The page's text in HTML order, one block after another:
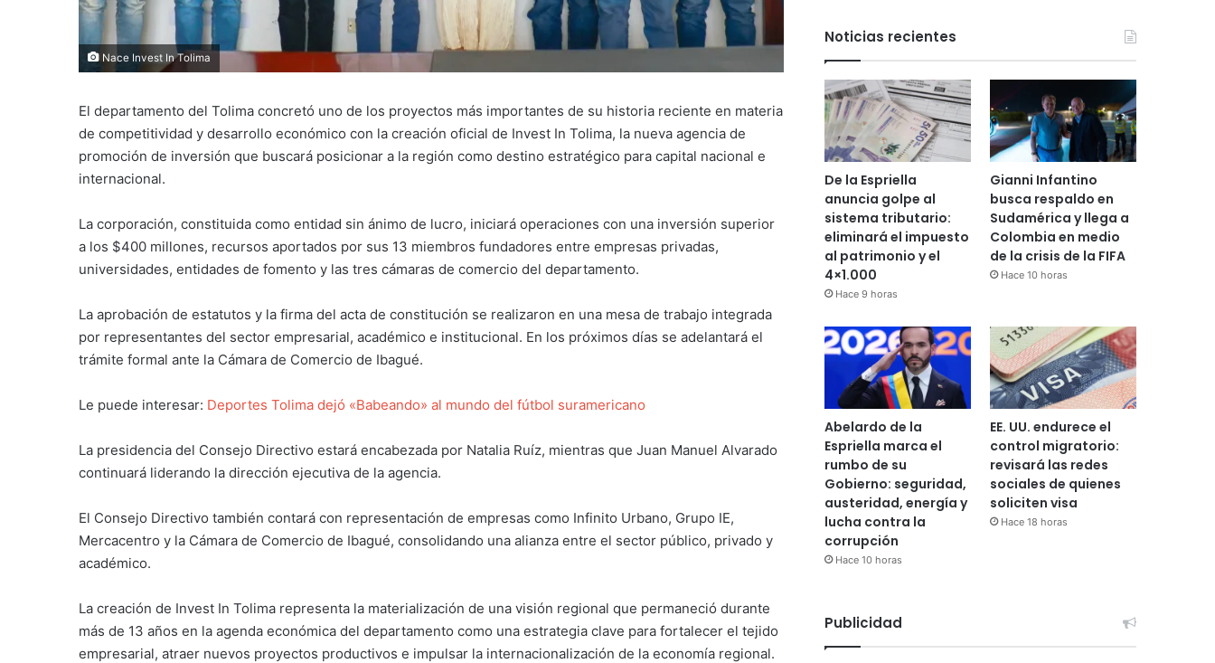
Nace Invest In Tolima
El departamento del Tolima concretó uno de los proyectos más importantes de su historia reciente en materia
de competitividad y desarrollo económico con la creación oficial de Invest In Tolima, la nueva agencia de
promoción de inversión que buscará posicionar a la región como destino estratégico para capital nacional e
internacional.
La corporación, constituida como entidad sin ánimo de lucro, iniciará operaciones con una inversión superior
a los $400 millones, recursos aportados por sus 13 miembros fundadores entre empresas privadas,
universidades, entidades de fomento y las tres cámaras de comercio del departamento.
La aprobación de estatutos y la firma del acta de constitución se realizaron en una mesa de trabajo integrada
por representantes del sector empresarial, académico e institucional. En los próximos días se adelantará el
trámite formal ante la Cámara de Comercio de Ibagué.
Le puede interesar: Deportes Tolima dejó «Babeando» al mundo del fútbol suramericano
La presidencia del Consejo Directivo estará encabezada por Natalia Ruíz, mientras que Juan Manuel Alvarado
continuará liderando la dirección ejecutiva de la agencia.
El Consejo Directivo también contará con representación de empresas como Infinito Urbano, Grupo IE,
Mercacentro y la Cámara de Comercio de Ibagué, consolidando una alianza entre el sector público, privado y
académico.
La creación de Invest In Tolima representa la materialización de una visión regional que permaneció durante
más de 13 años en la agenda económica del departamento como una estrategia clave para fortalecer el tejido
empresarial, atraer nuevos proyectos productivos e impulsar la internacionalización de la economía regional.
Noticias recientes
De la Espriella
anuncia golpe al
sistema tributario:
eliminará el impuesto
al patrimonio y el
4×1.000
Hace 9 horas
Gianni Infantino
busca respaldo en
Sudamérica y llega a
Colombia en medio
de la crisis de la FIFA
Hace 10 horas
Abelardo de la
Espriella marca el
rumbo de su
Gobierno: seguridad,
austeridad, energía y
lucha contra la
corrupción
Hace 10 horas
EE. UU. endurece el
control migratorio:
revisará las redes
sociales de quienes
soliciten visa
Hace 18 horas
Publicidad